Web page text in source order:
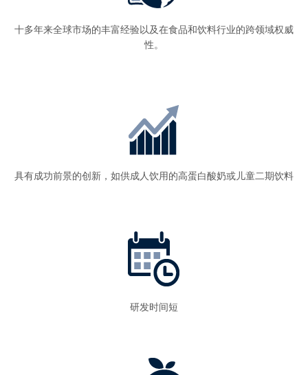
十多年来全球市场的丰富经验以及在食品和饮料行业的跨领域权威
性。
具有成功前景的创新，如供成人饮用的高蛋白酸奶或儿童二期饮料
研发时间短